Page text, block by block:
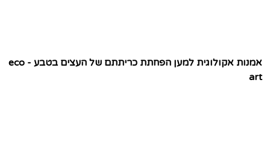
אמנות אקולוגית למען הפחתת כריתתם של העצים בטבע - eco
art